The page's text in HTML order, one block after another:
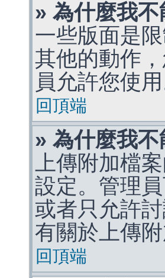
» 為什麼我
一些版面是
其他的動作
員允許您使用
回頂端
» 為什麼我
上傳附加檔
設定。管理
或者只允許
有關於上傳
回頂端